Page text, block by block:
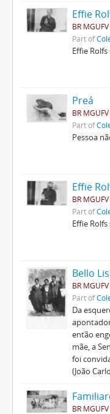
Effie
BR
Part of
Effie
Preá
BR
Part of
Pessoa
Effie
BR
Part of
Effie
Bello
BR
Part of
Da
apontador
então
mãe, a
foi
(João
BR